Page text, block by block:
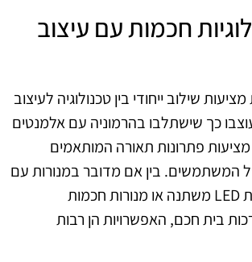
חכמות עם עיצוב
שילוב ייחודי בין טכנולוגיה לעיצוב
כך שישתלבו בהרמוניה עם אלמנטים
מציעות פתרונות תאורה המותאמים
המשתמשים. בין אם מדובר במנורות עם
פיצ'רים כמו תאורת LED משתנה או מנורות חכמות
בית חכם, האפשרויות הן רבות